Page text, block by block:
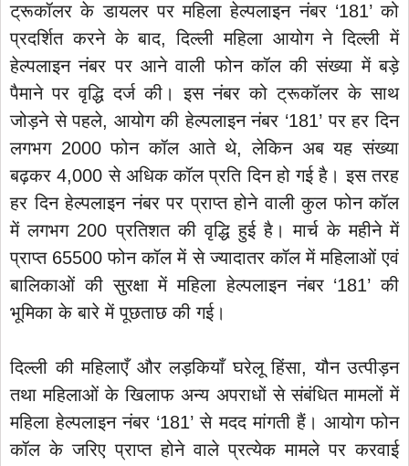
ट्रूकॉलर के डायलर पर महिला हेल्पलाइन नंबर ‘181’ को
प्रदर्शित करने के बाद, दिल्ली महिला आयोग ने दिल्ली में
हेल्पलाइन नंबर पर आने वाली फोन कॉल की संख्या में बड़े
पैमाने पर वृद्धि दर्ज की। इस नंबर को ट्रूकॉलर के साथ
जोड़ने से पहले, आयोग की हेल्पलाइन नंबर ‘181’ पर हर दिन
लगभग 2000 फोन कॉल आते थे, लेकिन अब यह संख्या
बढ़कर 4,000 से अधिक कॉल प्रति दिन हो गई है। इस तरह
हर दिन हेल्पलाइन नंबर पर प्राप्त होने वाली कुल फोन कॉल
में लगभग 200 प्रतिशत की वृद्धि हुई है। मार्च के महीने में
प्राप्त 65500 फोन कॉल में से ज्यादातर कॉल में महिलाओं एवं
बालिकाओं की सुरक्षा में महिला हेल्पलाइन नंबर ‘181’ की
भूमिका के बारे में पूछताछ की गई।
दिल्ली की महिलाएँ और लड़कियाँ घरेलू हिंसा, यौन उत्पीड़न
तथा महिलाओं के खिलाफ अन्य अपराधों से संबंधित मामलों में
महिला हेल्पलाइन नंबर ‘181’ से मदद मांगती हैं। आयोग फोन
कॉल के जरिए प्राप्त होने वाले प्रत्येक मामले पर करवाई